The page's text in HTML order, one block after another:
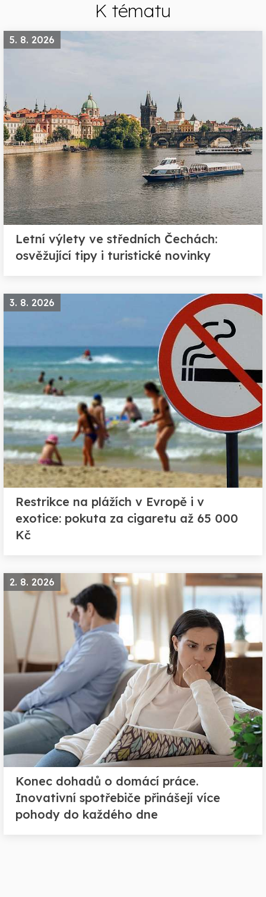
K tématu
5. 8. 2026
Letní výlety ve středních Čechách:
osvěžující tipy i turistické novinky
3. 8. 2026
Restrikce na plážích v Evropě i v
exotice: pokuta za cigaretu až 65 000
Kč
2. 8. 2026
Konec dohadů o domácí práce.
Inovativní spotřebiče přinášejí více
pohody do každého dne